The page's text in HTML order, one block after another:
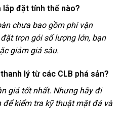
lắp đặt tính thế nào?
chưa bao gồm phí vận
trọn gói số lượng lớn, bạn
giảm giá sâu.
lý từ các CLB phá sản?
giá tốt nhất. Nhưng hãy đi
kiểm tra kỹ thuật mặt đá và